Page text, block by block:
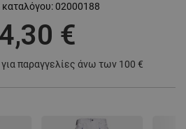
02000188
€
για παραγγελίες άνω των 100 €